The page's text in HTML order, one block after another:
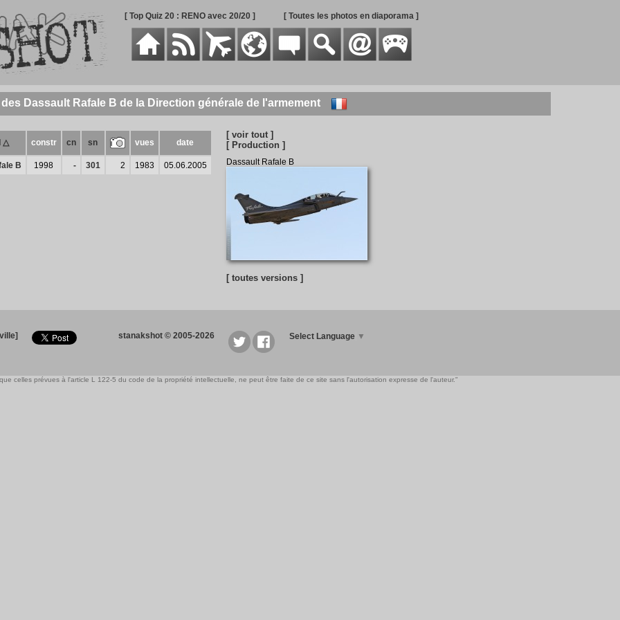
[ Top Quiz 20 : RENO avec 20/20 ] [ Toutes les photos en diaporama ]
des Dassault Rafale B de la Direction générale de l'armement
△ constr cn sn vues date
B 1998 - 301 2 1983 05.06.2005
[ voir tout ]
[ Production ]
Dassault Rafale B
[ toutes versions ]
stanakshot © 2005-2026 Select Language ▼
celles prévues à l'article L 122-5 du code de la propriété intellectuelle, ne peut être faite de ce site sans l'autorisation expresse de l'auteur."